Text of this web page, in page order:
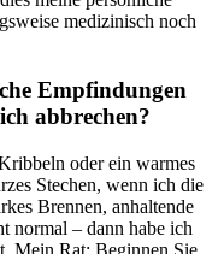
medizinisch ⁢noch
Empfindungen
⁢abbrechen?
oder ein warmes
⁤Stechen, wenn ich die
Brennen, anhaltende
normal – dann habe ich
Mein Rat: Beginnen Sie